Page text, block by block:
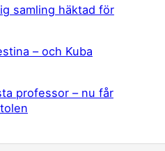
samling häktad för
– och Kuba
professor – nu får